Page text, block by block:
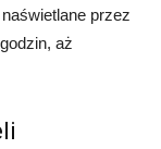
przez
aż